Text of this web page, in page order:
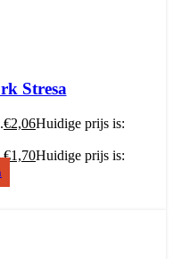
Stresa
€2,06Huidige prijs is:
€1,70Huidige prijs is: